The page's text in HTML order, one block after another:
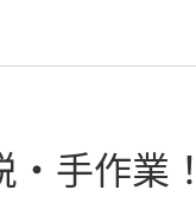
・手作業